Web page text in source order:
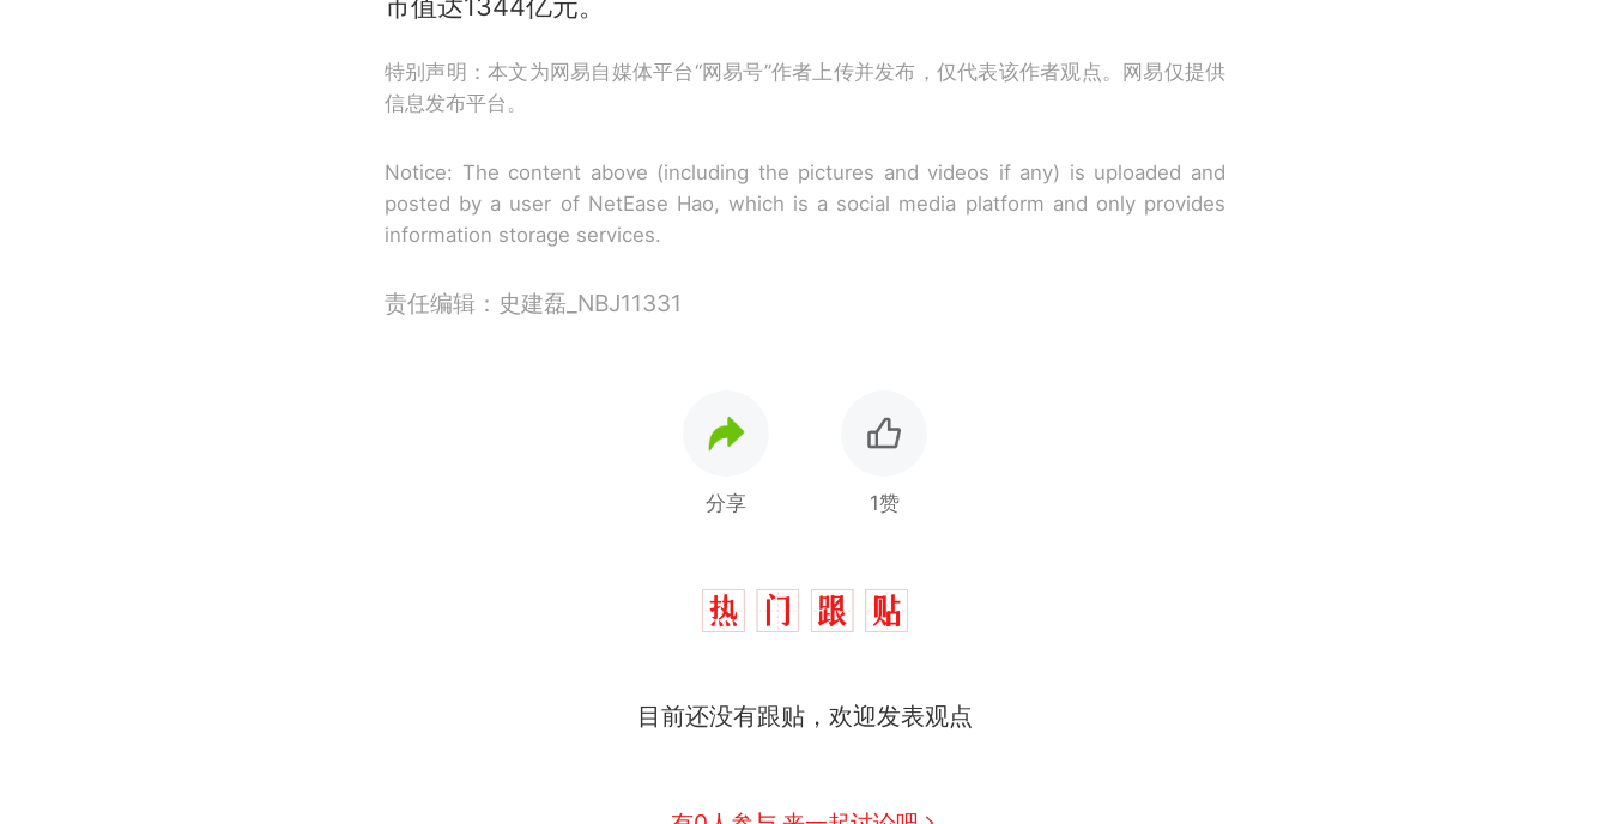
市值达1344亿元。
特别声明：本文为网易自媒体平台“网易号”作者上传并发布，仅代表该作者观点。网易仅提供
信息发布平台。
Notice: The content above (including the pictures and videos if any) is uploaded and
posted by a user of NetEase Hao, which is a social media platform and only provides
information storage services.
责任编辑：史建磊_NBJ11331
分享 1赞
目前还没有跟贴，欢迎发表观点
那个在床头放菜刀的女孩，因老师一句“跟我回家”改写了人生